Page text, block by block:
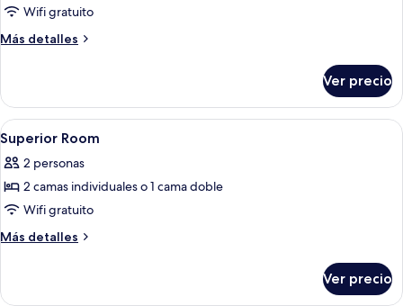
Wifi gratuito
Más detalles
Más
room
in
the
Annex
Ver precio
Abrir
todas
las
fotos
de
Superior
Una habitación de hotel con una
8
Superior Room
2 personas
2 camas individuales o 1 cama doble
Wifi gratuito
Más detalles
Más
Room
Ver precio